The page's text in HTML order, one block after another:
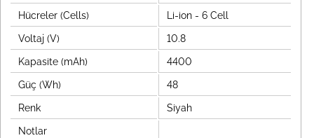
Hücreler (Cells) Li-ion - 6 Cell
Voltaj (V) 10.8
Kapasite (mAh) 4400
Güç (Wh) 48
Renk Siyah
Notlar